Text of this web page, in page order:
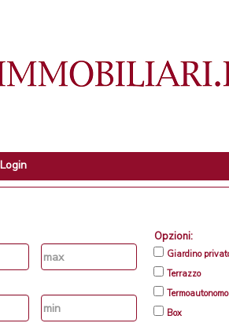
Login
Opzioni:
Giardino
Terrazzo
Termoautonomo
Box